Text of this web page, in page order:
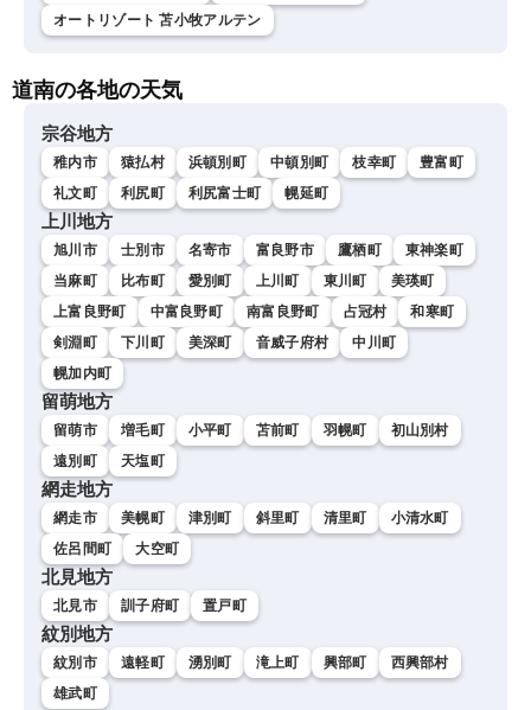
オートリゾート 苫小牧アルテン
道南の各地の天気
宗谷地方
稚内市 猿払村 浜頓別町 中頓別町 枝幸町
豊富町
礼文町
利尻町 利尻富士町 幌延町
上川地方
旭川市 士別市 名寄市 富良野市 鷹栖町
東神楽町
当麻町
比布町 愛別町 上川町 東川町
美瑛町
上富良野町
中富良野町 南富良野町 占冠村
和寒町
剣淵町
下川町 美深町 音威子府村
中川町
幌加内町
留萌地方
留萌市 増毛町 小平町 苫前町 羽幌町
初山別村
遠別町
天塩町
網走地方
網走市 美幌町 津別町 斜里町 清里町
小清水町
佐呂間町
大空町
北見地方
北見市 訓子府町 置戸町
紋別地方
紋別市 遠軽町 湧別町 滝上町 興部町
西興部村
雄武町